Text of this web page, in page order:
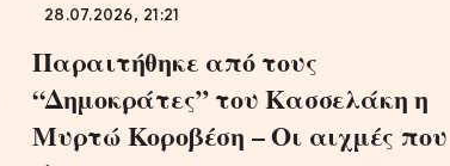
28.07.2026, 21:21
Παραιτήθηκε από τους
“Δημοκράτες” του Κασσελάκη η
Μυρτώ Κοροβέση – Οι αιχμές που